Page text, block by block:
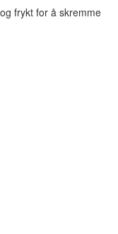
frykt for å skremme